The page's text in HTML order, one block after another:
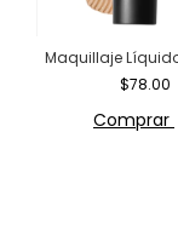
Maquillaje
$78.00
Comprar